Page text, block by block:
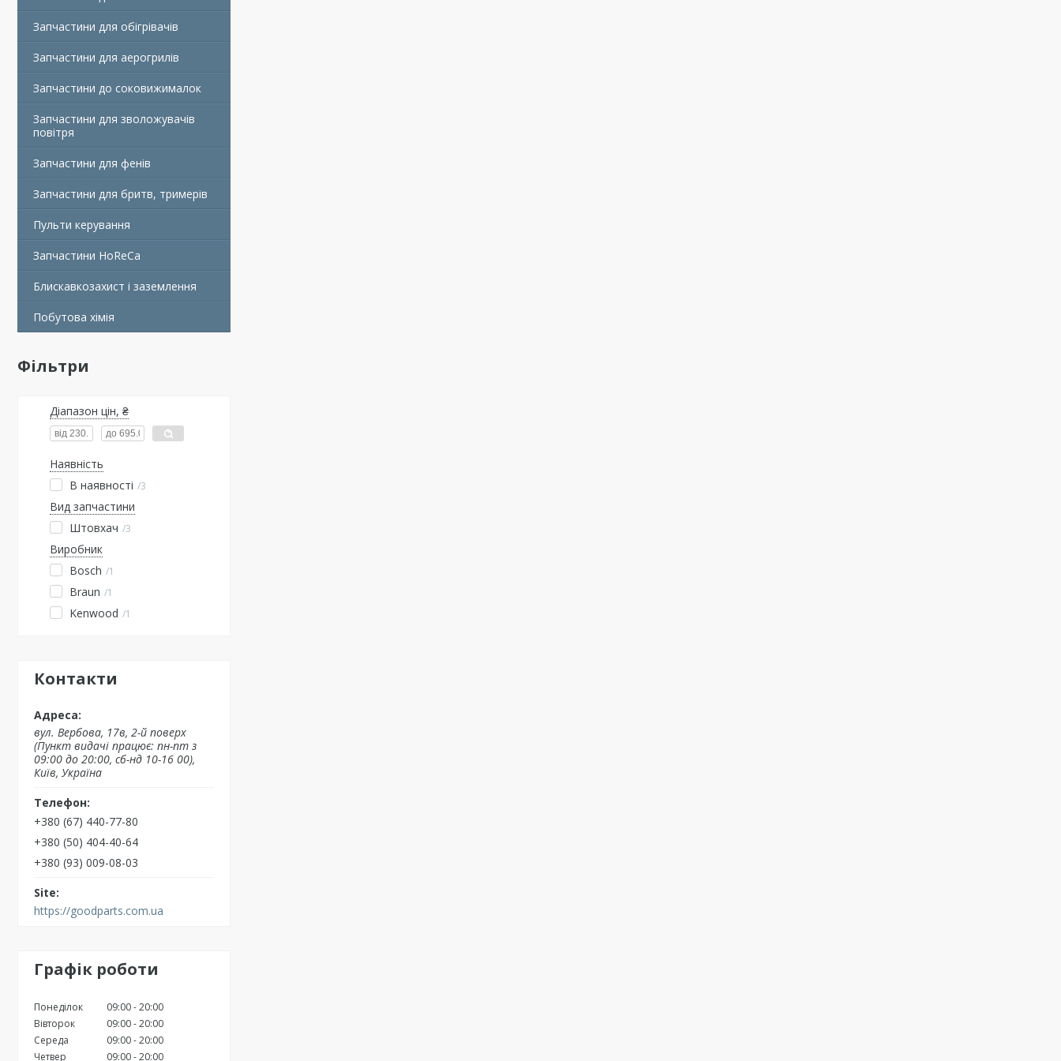
Запчастини для обігрівачів
Запчастини для аерогрилів
Запчастини до соковижималок
Запчастини для зволожувачів
повітря
Запчастини для фенів
Запчастини для бритв, тримерів
Пульти керування
Запчастини HoReCa
Блискавкозахист і заземлення
Побутова хімія
Фільтри
Діапазон цін, ₴
Наявність
В наявності 3
Вид запчастини
Штовхач 3
Виробник
Bosch
1
Braun 1
Kenwood 1
Контакти
вул. Вербова, 17в, 2-й поверх
(Пункт видачі працює: пн-пт з
09:00 до 20:00, сб-нд 10-16 00),
Київ, Україна
+380 (67) 440-77-80
+380 (50) 404-40-64
+380 (93) 009-08-03
https://goodparts.com.ua
Графік роботи
Понеділок 09:00 20:00
Вівторок
09:00 20:00
Середа
09:00 20:00
Четвер
09:00 20:00